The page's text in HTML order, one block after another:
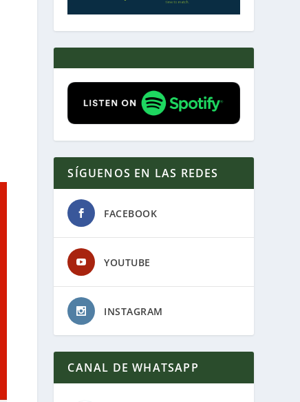
SÍGUENOS EN LAS REDES
FACEBOOK
YOUTUBE
INSTAGRAM
CANAL DE WHATSAPP